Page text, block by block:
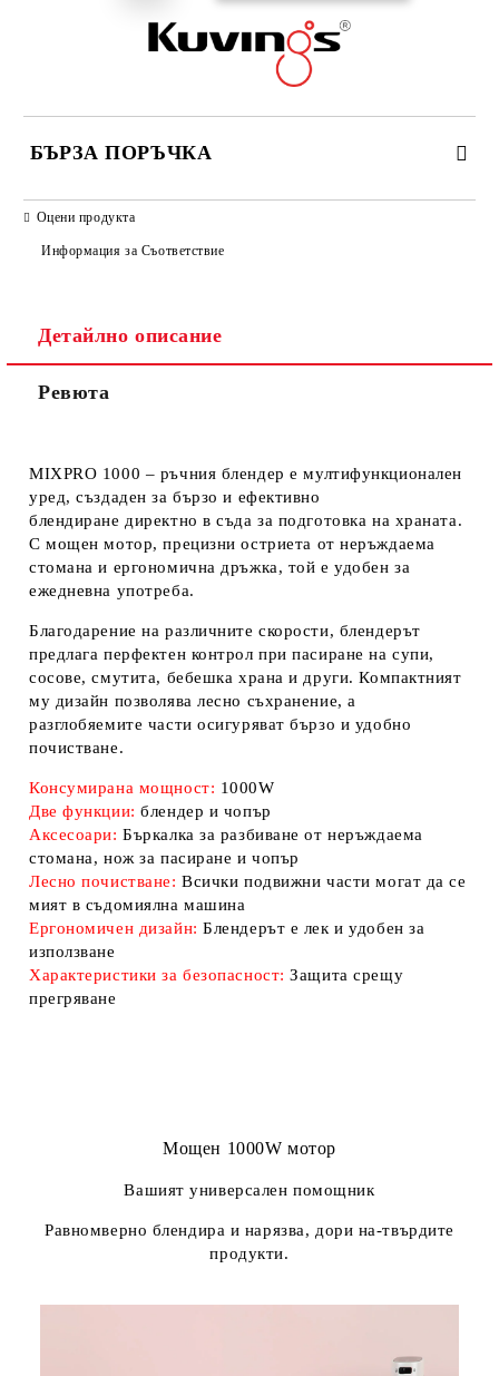
БЪРЗА ПОРЪЧКА
Съгласен съм с
Ние ще се свържем с вас в рамките на работния ден.
Оцени продукта
Информация за Съответствие
Детайлно описание
Ревюта
MIXPRO 1000 – ръчния блендер емултифункционален
уред, създаден забързо и ефективно
блендиране директно в съда за подготовка на храната.
Смощен мотор, прецизниостриета от неръждаема
стомана и ергономична дръжка, той е удобен за
ежедневна употреба.
Благодарение на различните скорости, блендерът
предлагаперфектен контрол при пасиране на супи,
сосове, смутита, бебешка храна и други. Компактният
му дизайн позволявалесно съхранение, а
разглобяемите части осигуряватбързо и удобно
почистване.
Консумирана мощност: 1000W
Две функции: блендер и чопър
Аксесоари: Бъркалка за разбиване от неръждаема
стомана, нож за пасиране и чопър
Лесно почистване: Всички подвижни части могат да се
мият в съдомиялна машина
Ергономичен дизайн: Блендерът е лек и удобен за
използване
Характеристики за безопасност: Защита срещу
прегряване
Мощен 1000W мотор
Вашият универсален помощник
Равномверно блендира и нарязва, дори на-твърдите
продукти.